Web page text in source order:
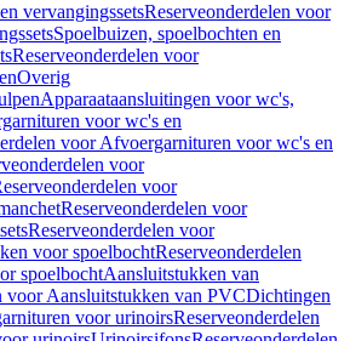
vervangingssetsReserveonderdelen voor
Spoelbuizen, spoelbochten en
Reserveonderdelen voor
Overig
Apparaataansluitingen voor wc's,
voor wc's en
voor Afvoergarnituren voor wc's en
voor
voor
Reserveonderdelen voor
Reserveonderdelen voor
voor spoelbochtReserveonderdelen
spoelbochtAansluitstukken van
voor Aansluitstukken van PVCDichtingen
voor urinoirsReserveonderdelen